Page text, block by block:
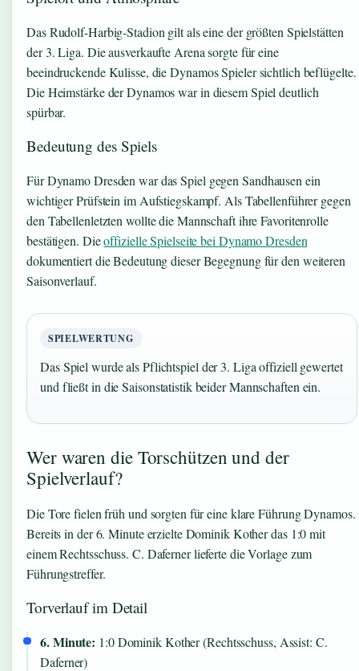
Das Rudolf-Harbig-Stadion gilt als eine der größten Spielstätten
der 3. Liga. Die ausverkaufte Arena sorgte für eine
beeindruckende Kulisse, die Dynamos Spieler sichtlich beflügelte.
Die Heimstärke der Dynamos war in diesem Spiel deutlich
spürbar.
Bedeutung des Spiels
Für Dynamo Dresden war das Spiel gegen Sandhausen ein
wichtiger Prüfstein im Aufstiegskampf. Als Tabellenführer gegen
den Tabellenletzten wollte die Mannschaft ihre Favoritenrolle
bestätigen. Dieoffizielle Spielseite bei Dynamo Dresden
dokumentiert die Bedeutung dieser Begegnung für den weiteren
Saisonverlauf.
SPIELWERTUNG
Das Spiel wurde als Pflichtspiel der 3. Liga offiziell gewertet
und fließt in die Saisonstatistik beider Mannschaften ein.
Wer waren die Torschützen und der
Spielverlauf?
Die Tore fielen früh und sorgten für eine klare Führung Dynamos.
Bereits in der 6. Minute erzielte Dominik Kother das 1:0 mit
einem Rechtsschuss. C. Daferner lieferte die Vorlage zum
Führungstreffer.
Torverlauf im Detail
6. Minute: 1:0 Dominik Kother (Rechtsschuss, Assist: C.
Daferner)